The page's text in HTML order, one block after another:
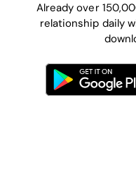
Already over
relationship daily